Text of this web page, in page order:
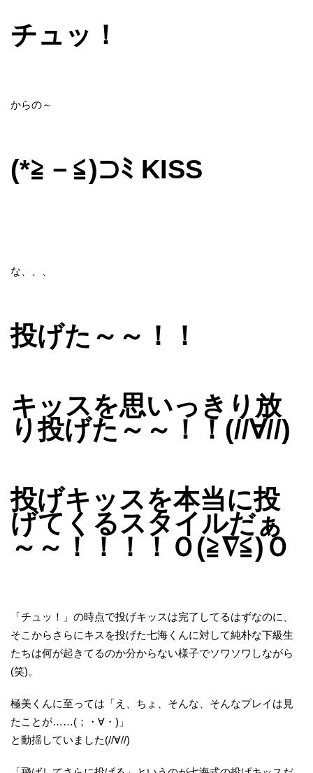
チュッ！
からの～
(*≧－≦)⊃ﾐ KISS
な、、、
投げた～～！！
キッスを思いっきり放
り投げた～～！！(//∀//)
投げキッスを本当に投
げてくるスタイルだぁ
～～！！！！Ｏ(≧∇≦)Ｏ
「チュッ！」の時点で投げキッスは完了してるはずなのに、
そこからさらにキスを投げた七海くんに対して純朴な下級生
たちは何が起きてるのか分からない様子でソワソワしながら
(笑)。
極美くんに至っては「え、ちょ、そんな、そんなプレイは見
たことが……(；・∀・)」
と動揺していました(//∀//)